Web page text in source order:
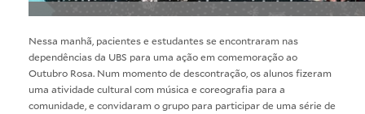
Nessa manhã, pacientes e estudantes se encontraram nas
dependências da UBS para uma ação em comemoração ao
Outubro Rosa. Num momento de descontração, os alunos fizeram
uma atividade cultural com música e coreografia para a
comunidade, e convidaram o grupo para participar de uma série de